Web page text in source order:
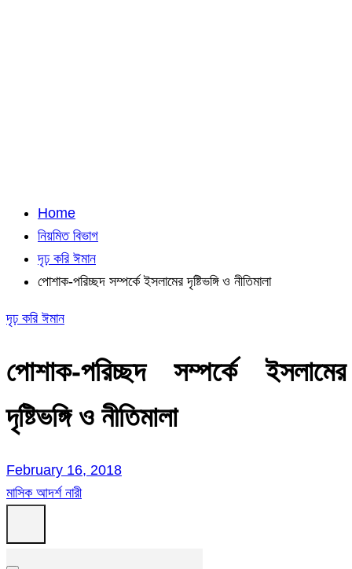
Home
নিয়মিত বিভাগ
দৃঢ় করি ঈমান
পোশাক-পরিচ্ছদ সম্পর্কে ইসলামের দৃষ্টিভঙ্গি ও নীতিমালা
দৃঢ় করি ঈমান
পোশাক-পরিচ্ছদ সম্পর্কে ইসলামের
দৃষ্টিভঙ্গি ও নীতিমালা
February 16, 2018
মাসিক আদর্শ নারী